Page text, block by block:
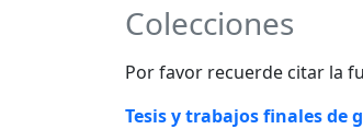
Colecciones
Por favor recuerde citar la
Tesis y trabajos finales de